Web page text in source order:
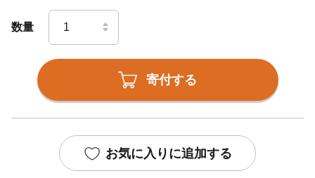
数量
寄付する
お気に入りに追加する